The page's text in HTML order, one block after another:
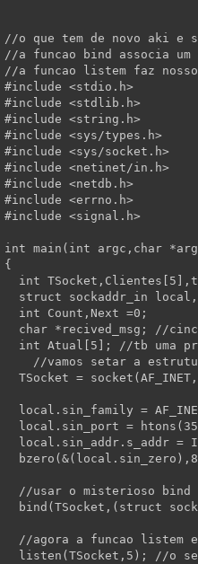
//o que tem de novo aki e
//a funcao bind associa
//a funcao listem faz
#include <stdio.h>
#include <stdlib.h>
#include <string .h>
#include <sys/types.h>
#include <sys/socket.h>
#include <netinet/in .h>
#include <netdb.h>
#include <errno.h>
#include <signal.h>
int main( int argc, char
{
int
struct sockaddr_in
int Count,Next =0;
char *recived_msg; //
int Atual[5]; //tb uma
//vamos setar a
TSocket =
local.sin_family =
local.sin_port =
local.sin_addr.s_addr =
//usar o misterioso bind
  bind(TSocket,(
struct
//agora a funcao listem
  listen(TSocket,5);
//o